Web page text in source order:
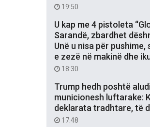
19:50
U kap me 4 pistoleta
Sarandë, zbardhet
Unë u nisa për
e zezë në makinë dhe
18:30
Trump hedh poshtë
municionesh luftarake:
deklarata tradhtare, të
17:48